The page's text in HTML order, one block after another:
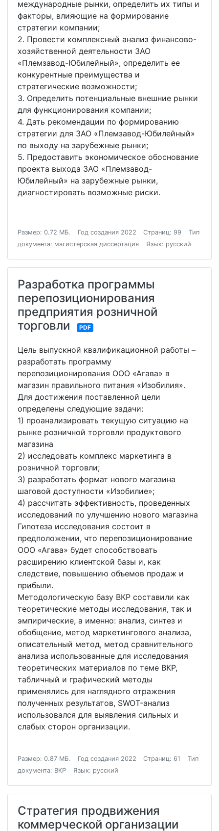
международные рынки, определить их типы и
факторы, влияющие на формирование
стратегии компании;
2. Провести комплексный анализ финансово-
хозяйственной деятельности ЗАО
«Племзавод-Юбилейный», определить ее
конкурентные преимущества и
стратегические возможности;
3. Определить потенциальные внешние рынки
для функционирования компании;
4. Дать рекомендации по формированию
стратегии для ЗАО «Племзавод-Юбилейный»
по выходу на зарубежные рынки;
5. Предоставить экономическое обоснование
проекта выхода ЗАО «Племзавод-
Юбилейный» на зарубежные рынки,
диагностировать возможные риски.
Размер: 0.72 МБ. Год создания 2022 Страниц: 99
Тип
документа: магистерская диссертация
Язык: русский
Разработка программы
перепозиционирования
предприятия розничной
торговли
PDF
Цель выпускной квалификационной работы –
разработать программу
перепозиционирования ООО «Агава» в
магазин правильного питания «Изобилия».
Для достижения поставленной цели
определены следующие задачи:
1) проанализировать текущую ситуацию на
рынке розничной торговли продуктового
магазина
2) исследовать комплекс маркетинга в
розничной торговли;
3) разработать формат нового магазина
шаговой доступности «Изобилие»;
4) рассчитать эффективность, проведенных
исследований по улучшению нового магазина
Гипотеза исследования состоит в
предположении, что перепозиционирование
ООО «Агава» будет способствовать
расширению клиентской базы и, как
следствие, повышению объемов продаж и
прибыли.
Методологическую базу ВКР составили как
теоретические методы исследования, так и
эмпирические, а именно: анализ, синтез и
обобщение, метод маркетингового анализа,
описательный метод, метод сравнительного
анализа использованные для исследования
теоретических материалов по теме ВКР,
табличный и графический методы
применялись для наглядного отражения
полученных результатов, SWOT-анализ
использовался для выявления сильных и
слабых сторон организации.
Размер: 0.87 МБ. Год создания 2022 Страниц: 61
Тип
документа: ВКР
Язык: русский
Стратегия продвижения
коммерческой организации